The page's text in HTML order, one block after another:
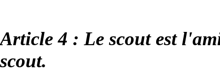
Article 4 : Le scout est
scout.